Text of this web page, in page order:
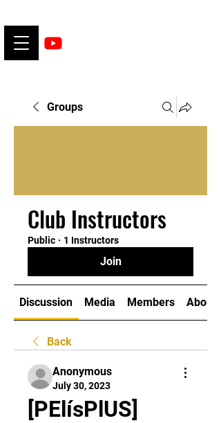
Groups
Club Instructors
Public · 1 Instructors
Join
Discussion Media Members About
Back
Anonymous
July 30, 2023
[PElísPlUS]